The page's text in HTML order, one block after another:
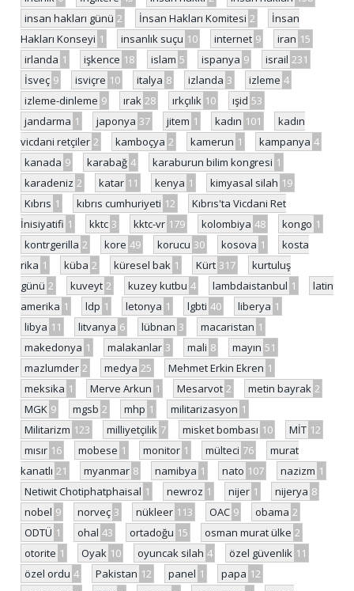
insan hakları günü 2 İnsan Hakları Komitesi 2
İnsan
Hakları Konseyi 1 insanlık suçu 10 internet 9 iran 15
irlanda 1 işkence 18 islam 5 ispanya 9 israil 231
İsveç 9 isviçre 10 italya 8 izlanda 3 izleme 4
izleme-dinleme 9 ırak 28 ırkçılık 10 ışid 53
jandarma 1 japonya 37 jitem 1 kadın 101
kadın
vicdani retçiler 2 kamboçya 2 kamerun 1 kampanya 4
kanada 9 karabağ 4 karaburun bilim kongresi 1
karadeniz 2 katar 11 kenya 1 kimyasal silah 19
Kıbrıs 1 kıbrıs cumhuriyeti 12
Kıbrıs'ta Vicdani Ret
İnisiyatifi 1 kktc 3 kktc-vr 179 kolombiya 48 kongo 1
kontrgerilla 2 kore 49 korucu 30 kosova 1
kosta
rika 1 küba 2 küresel bak 1 Kürt 317
kurtuluş
günü 2 kuveyt 2 kuzey kutbu 4 lambdaistanbul 1
latin
amerika 1 ldp 1 letonya 1 lgbti 40 liberya 1
libya 11 litvanya 6 lübnan 3 macaristan 1
makedonya 1 malakanlar 3 mali 8 mayın 51
mazlumder 2 medya 25 Mehmet Erkin Ekren 1
meksika 1 Merve Arkun 1 Mesarvot 2 metin bayrak 2
MGK 9 mgsb 2 mhp 1 militarizasyon 1
Militarizm 123 milliyetçilik 7 misket bombası 10 MİT 12
mısır 16 mobese 1 monitor 1 mülteci 76
murat
kanatlı 21 myanmar 8 namibya 1 nato 107 nazizm 1
Netiwit Chotiphatphaisal 1 newroz 1 nijer 1 nijerya 8
nobel 9 norveç 3 nükleer 113 OAC 9 obama 2
ODTÜ 1 ohal 43 ortadoğu 15 osman murat ülke 2
otorite 1 Oyak 10 oyuncak silah 4 özel güvenlik 11
özel ordu 4 Pakistan 12 panel 1 papa 12